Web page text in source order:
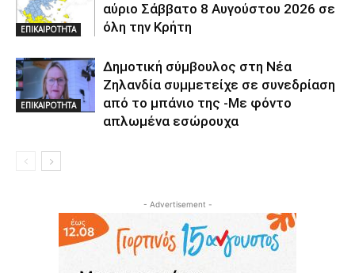
ΕΠΙΚΑΙΡΟΤΗΤΑ
αύριο Σάββατο 8 Αυγούστου 2026 σε
όλη την Κρήτη
ΕΠΙΚΑΙΡΟΤΗΤΑ
Δημοτική σύμβουλος στη Νέα
Ζηλανδία συμμετείχε σε συνεδρίαση
από το μπάνιο της -Με φόντο
απλωμένα εσώρουχα
- Advertisement -